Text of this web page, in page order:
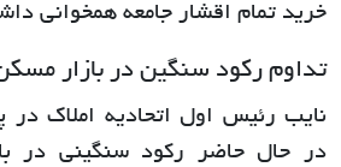
خرید تمام اقشار جامعه همخوانی
تداوم رکود سنگین در بازار
نایب رئیس اول اتحادیه املاک در
در حال حاضر رکود سنگینی در